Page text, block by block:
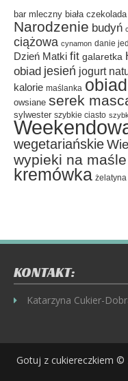
bar mleczny biała czekolada
Narodzenie budyń
ciążowa cynamon danie
Dzień Matki fit galaretka
obiad jesień jogurt
kalorie maślanka obiad
owsiane serek
sylwester szybkie ciasto
wegetariańskie
wypieki na maśle
kremówka żelatyna
KONTAKT:
Katarzyna Cukier-
Gotuj z cukiereczkiem ©